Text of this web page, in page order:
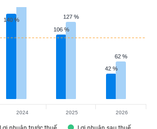
140 %
140 %
106 %
106 %
42 %
42 %
127 %
127 %
62 %
62 %
2024 2025 2026